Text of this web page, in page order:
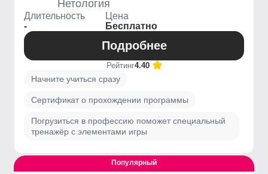
Нетология
Длительность
-
Цена
Бесплатно
Подробнее
Рейтинг4.40
Начните учиться сразу
Сертификат о прохождении программы
Погрузиться в профессию поможет специальный
тренажёр с элементами игры
Выгодный
Популярный